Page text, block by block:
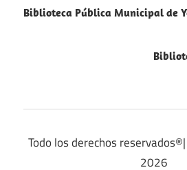
de
Biblioteca Pública Municipal de
Todo los derechos reservados®|
2026